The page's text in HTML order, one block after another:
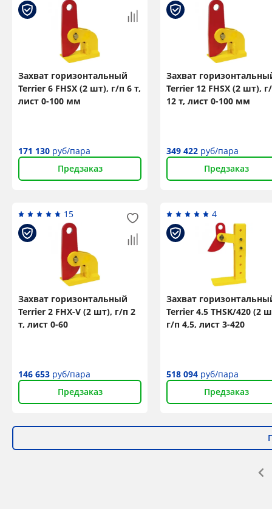
Захват горизонтальный
Terrier 6 FHSX (2 шт), г/п 6 т,
лист 0-100 мм
171 130 руб/пара
Предзаказ
Захват
Terrier 12 FHSX (2 шт),
12 т, лист 0-100 мм
349 422 руб/пара
Предзаказ
15
Захват горизонтальный
Terrier 2 FHX-V (2 шт), г/п 2
т, лист 0-60
146 653 руб/пара
Предзаказ
4
Захват
Terrier 4.5 THSK/420 (2
г/п 4,5, лист 3-420
518 094 руб/пара
Предзаказ